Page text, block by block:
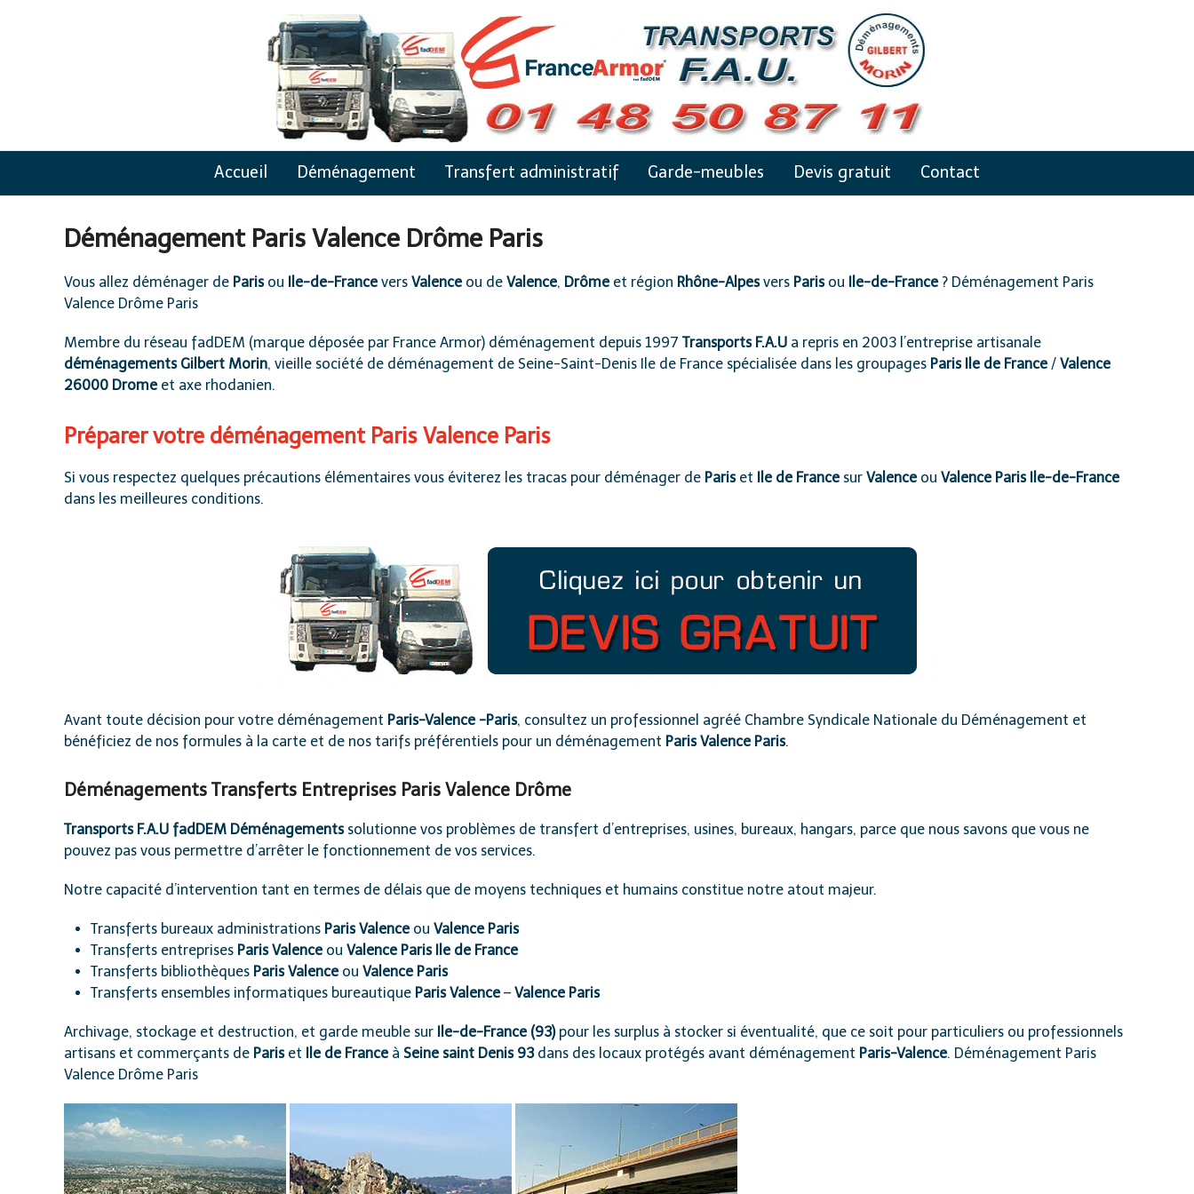
Accueil Déménagement Transfert administratif Garde-meubles Devis gratuit Contact
Déménagement Paris Valence Drôme Paris
Vous allez déménager de Parisou Ile-de-Francevers Valenceou de Valence, Drômeet région Rhône-Alpesvers Parisou Ile-de-France? Déménagement Paris
Valence Drôme Paris
Membre du réseau fadDEM (marque déposée par France Armor) déménagement depuis 1997 Transports F.A.U a repris en 2003 l’entreprise artisanale
déménagements Gilbert Morin, vieille société de déménagement de Seine-Saint-Denis Ile de France spécialisée dans les groupages Paris Ile de France/ Valence
26000 Dromeet axe rhodanien.
Préparer votre déménagement Paris Valence Paris
Si vous respectez quelques précautions élémentaires vous éviterez les tracas pour déménager de Pariset Ile de Francesur Valenceou Valence Paris Ile-de-France
dans les meilleures conditions.
Avant toute décision pour votre déménagement Paris-Valence -Paris, consultez un professionnel agréé Chambre Syndicale Nationale du Déménagement et
bénéficiez de nos formules à la carte et de nos tarifs préférentiels pour un déménagement Paris Valence Paris.
Déménagements Transferts Entreprises Paris Valence Drôme
Transports F.A.U fadDEM Déménagements solutionne vos problèmes de transfert d’entreprises, usines, bureaux, hangars, parce que nous savons que vous ne
pouvez pas vous permettre d’arrêter le fonctionnement de vos services.
Notre capacité d’intervention tant en termes de délais que de moyens techniques et humains constitue notre atout majeur.
Transferts bureaux administrations Paris Valenceou Valence Paris
Transferts entreprises Paris Valenceou Valence Paris Ile de France
Transferts bibliothèques Paris Valenceou Valence Paris
Transferts ensembles informatiques bureautique Paris Valence– Valence Paris
Archivage, stockage et destruction, et garde meuble sur Ile-de-France (93)pour les surplus à stocker si éventualité, que ce soit pour particuliers ou professionnels
artisans et commerçants de Pariset Ile de Franceà Seine saint Denis 93dans des locaux protégés avant déménagement Paris-Valence. Déménagement Paris
Valence Drôme Paris